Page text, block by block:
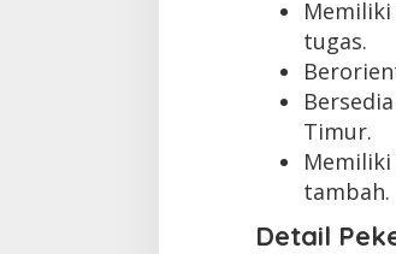
tugas.
Timur.
tambah.
Detail